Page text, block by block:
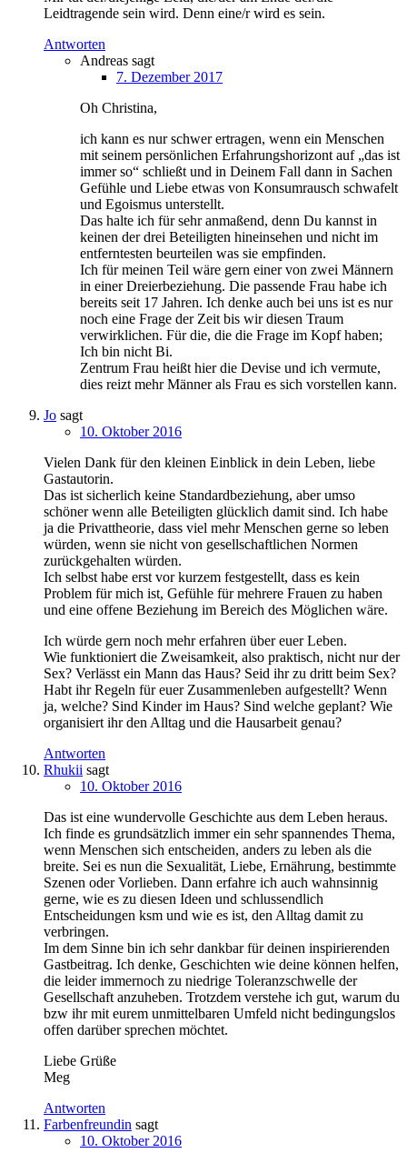
Leidtragende sein wird. Denn eine/r wird es sein.
Antworten
Andreas sagt
7. Dezember 2017
Oh Christina,
ich kann es nur schwer ertragen, wenn ein Menschen
mit seinem persönlichen Erfahrungshorizont auf „das ist
immer so“ schließt und in Deinem Fall dann in Sachen
Gefühle und Liebe etwas von Konsumrausch schwafelt
und Egoismus unterstellt.
Das halte ich für sehr anmaßend, denn Du kannst in
keinen der drei Beteiligten hineinsehen und nicht im
entferntesten beurteilen was sie empfinden.
Ich für meinen Teil wäre gern einer von zwei Männern
in einer Dreierbeziehung. Die passende Frau habe ich
bereits seit 17 Jahren. Ich denke auch bei uns ist es nur
noch eine Frage der Zeit bis wir diesen Traum
verwirklichen. Für die, die die Frage im Kopf haben;
Ich bin nicht Bi.
Zentrum Frau heißt hier die Devise und ich vermute,
dies reizt mehr Männer als Frau es sich vorstellen kann.
Jo sagt
10. Oktober 2016
Vielen Dank für den kleinen Einblick in dein Leben, liebe
Gastautorin.
Das ist sicherlich keine Standardbeziehung, aber umso
schöner wenn alle Beteiligten glücklich damit sind. Ich habe
ja die Privattheorie, dass viel mehr Menschen gerne so leben
würden, wenn sie nicht von gesellschaftlichen Normen
zurückgehalten würden.
Ich selbst habe erst vor kurzem festgestellt, dass es kein
Problem für mich ist, Gefühle für mehrere Frauen zu haben
und eine offene Beziehung im Bereich des Möglichen wäre.
Ich würde gern noch mehr erfahren über euer Leben.
Wie funktioniert die Zweisamkeit, also praktisch, nicht nur der
Sex? Verlässt ein Mann das Haus? Seid ihr zu dritt beim Sex?
Habt ihr Regeln für euer Zusammenleben aufgestellt? Wenn
ja, welche? Sind Kinder im Haus? Sind welche geplant? Wie
organisiert ihr den Alltag und die Hausarbeit genau?
Antworten
Rhukii sagt
10. Oktober 2016
Das ist eine wundervolle Geschichte aus dem Leben heraus.
Ich finde es grundsätzlich immer ein sehr spannendes Thema,
wenn Menschen sich entscheiden, anders zu leben als die
breite. Sei es nun die Sexualität, Liebe, Ernährung, bestimmte
Szenen oder Vorlieben. Dann erfahre ich auch wahnsinnig
gerne, wie es zu diesen Ideen und schlussendlich
Entscheidungen ksm und wie es ist, den Alltag damit zu
verbringen.
Im dem Sinne bin ich sehr dankbar für deinen inspirierenden
Gastbeitrag. Ich denke, Geschichten wie deine können helfen,
die leider immernoch zu niedrige Toleranzschwelle der
Gesellschaft anzuheben. Trotzdem verstehe ich gut, warum du
bzw ihr mit eurem unmittelbaren Umfeld nicht bedingungslos
offen darüber sprechen möchtet.
Liebe Grüße
Meg
Antworten
Farbenfreundin sagt
10. Oktober 2016